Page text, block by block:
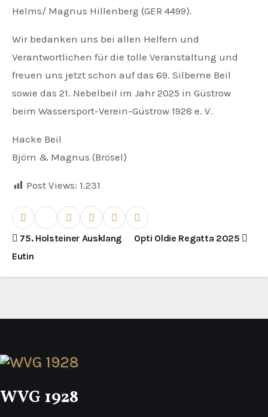
Helms/ Magnus Hillenberg (GER 4499).
Wir bedanken uns bei allen Helfern und
Verantwortlichen für die tolle Veranstaltung und
freuen uns jetzt schon auf das 69. Silberne Beil
sowie das 21. Nebelbeil im Jahr 2025 in Güstrow
beim Wassersport-Verein-Güstrow 1928 e. V.
Hacke Beil
Björn & Magnus (Brösel)
Post Views: 1.231
B
e
t
a
g
75. Holsteiner Ausklang
Eutin
Opti Oldie Regatta 2025
WVG 1928